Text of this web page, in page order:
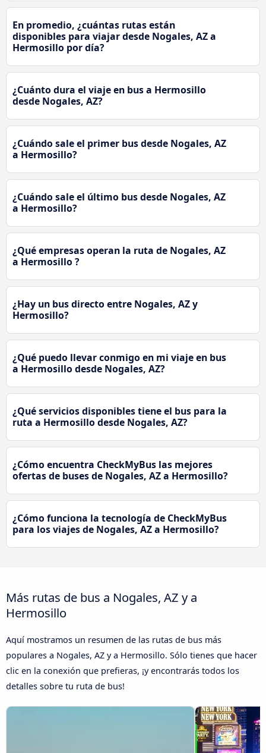
En promedio, ¿cuántas rutas están
disponibles para viajar desde Nogales, AZ a
Hermosillo por día?
¿Cuánto dura el viaje en bus a Hermosillo
desde Nogales, AZ?
¿Cuándo sale el primer bus desde Nogales, AZ
a Hermosillo?
¿Cuándo sale el último bus desde Nogales, AZ
a Hermosillo?
¿Qué empresas operan la ruta de Nogales, AZ
a Hermosillo ?
¿Hay un bus directo entre Nogales, AZ y
Hermosillo?
¿Qué puedo llevar conmigo en mi viaje en bus
a Hermosillo desde Nogales, AZ?
¿Qué servicios disponibles tiene el bus para la
ruta a Hermosillo desde Nogales, AZ?
¿Cómo encuentra CheckMyBus las mejores
ofertas de buses de Nogales, AZ a Hermosillo?
¿Cómo funciona la tecnología de CheckMyBus
para los viajes de Nogales, AZ a Hermosillo?
Más rutas de bus a Nogales, AZ y a
Hermosillo
Aquí mostramos un resumen de las rutas de bus más
populares a Nogales, AZ y a Hermosillo. Sólo tienes que hacer
clic en la conexión que prefieras, ¡y encontrarás todos los
detalles sobre tu ruta de bus!